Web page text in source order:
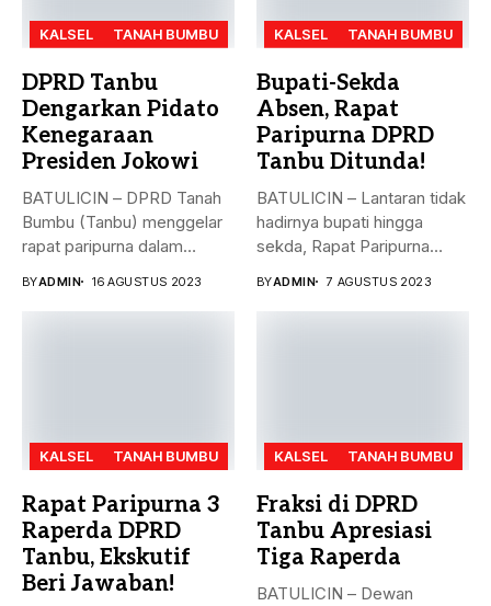
KALSEL TANAH BUMBU
DPRD Tanbu
Dengarkan Pidato
Kenegaraan
Presiden Jokowi
BATULICIN – DPRD Tanah
Bumbu (Tanbu) menggelar
rapat paripurna dalam
BYADMIN 16 AGUSTUS 2023
KALSEL TANAH BUMBU
Bupati-Sekda
Absen, Rapat
Paripurna DPRD
Tanbu Ditunda!
BATULICIN – Lantaran tidak
hadirnya bupati hingga
sekda, Rapat Paripurna
BYADMIN 7 AGUSTUS 2023
KALSEL TANAH BUMBU
Rapat Paripurna 3
Raperda DPRD
Tanbu, Ekskutif
Beri Jawaban!
KALSEL TANAH BUMBU
Fraksi di DPRD
Tanbu Apresiasi
Tiga Raperda
BATULICIN – Dewan